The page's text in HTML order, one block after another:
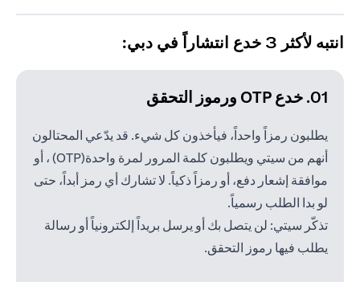
انتبه لأكثر 3 خدع انتشاراً في دبي:
01. خدع OTP ورموز التحقق
يطلبون رمزاً واحداً، فيأخذون كل شيء. قد يدّعي المحتالون
أنهم من سيتي ويطلبون كلمة المرور لمرة واحدة(OTP) ، أو
موافقة إشعار دفع، أو رمزاً ذكياً. لا تشارك أي رمز أبداً، حتى
لو بدا الطلب رسمياً.
تذكّر سيتي: لن يتصل بك أو يرسل بريداً إلكترونياً أو رسالة
يطلب فيها رموز التحقق.